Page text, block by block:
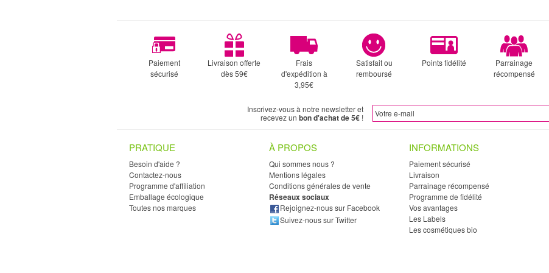
Paiement
sécurisé
Livraison offerte
dès 59€
Frais
d'expédition à
3,95€
Satisfait ou
remboursé
Points fidélité
Parrainage
récompensé
Inscrivez-vous à notre newsletter et
recevez un bon d'achat de 5€ !
PRATIQUE
Besoin d'aide ?
Contactez-nous
Programme d'affiliation
Emballage écologique
Toutes nos marques
À PROPOS
Qui sommes nous ?
Mentions légales
Conditions générales de vente
Réseaux sociaux
Rejoignez-nous sur Facebook
Suivez-nous sur Twitter
INFORMATIONS
Paiement sécurisé
Livraison
Parrainage récompensé
Programme de fidélité
Vos avantages
Les Labels
Les cosmétiques bio